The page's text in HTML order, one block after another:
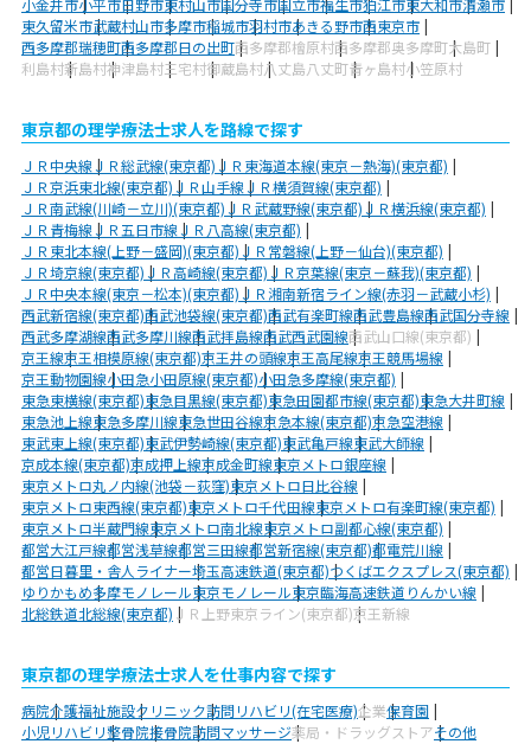
東久留米市武蔵村山市多摩市稲城市羽村市あきる野市西東京市
西多摩郡瑞穂町西多摩郡日の出町西多摩郡檜原村西多摩郡奥多摩町大島町
利島村新島村神津島村三宅村御蔵島村八丈島八丈町青ヶ島村小笠原村
東京都の理学療法士求人を路線で探す
ＪＲ中央線ＪＲ総武線(東京都)ＪＲ東海道本線(東京－熱海)(東京都)
ＪＲ京浜東北線(東京都)ＪＲ山手線ＪＲ横須賀線(東京都)
ＪＲ南武線(川崎－立川)(東京都)ＪＲ武蔵野線(東京都)ＪＲ横浜線(東京都)
ＪＲ青梅線ＪＲ五日市線ＪＲ八高線(東京都)
ＪＲ東北本線(上野－盛岡)(東京都)ＪＲ常磐線(上野－仙台)(東京都)
ＪＲ埼京線(東京都)ＪＲ高崎線(東京都)ＪＲ京葉線(東京－蘇我)(東京都)
ＪＲ中央本線(東京－松本)(東京都)ＪＲ湘南新宿ライン線(赤羽－武蔵小杉)
西武新宿線(東京都)西武池袋線(東京都)西武有楽町線西武豊島線西武国分寺線
西武多摩湖線西武多摩川線西武拝島線西武西武園線西武山口線(東京都)
京王線京王相模原線(東京都)京王井の頭線京王高尾線京王競馬場線
京王動物園線小田急小田原線(東京都)小田急多摩線(東京都)
東急東横線(東京都)東急目黒線(東京都)東急田園都市線(東京都)東急大井町線
東急池上線東急多摩川線東急世田谷線京急本線(東京都)京急空港線
東武東上線(東京都)東武伊勢崎線(東京都)東武亀戸線東武大師線
京成本線(東京都)京成押上線京成金町線東京メトロ銀座線
東京メトロ丸ノ内線(池袋－荻窪)東京メトロ日比谷線
東京メトロ東西線(東京都)東京メトロ千代田線東京メトロ有楽町線(東京都)
東京メトロ半蔵門線東京メトロ南北線東京メトロ副都心線(東京都)
都営大江戸線都営浅草線都営三田線都営新宿線(東京都)都電荒川線
都営日暮里・舎人ライナー埼玉高速鉄道(東京都)つくばエクスプレス(東京都)
ゆりかもめ多摩モノレール東京モノレール東京臨海高速鉄道りんかい線
北総鉄道北総線(東京都) ＪＲ上野東京ライン(東京都)京王新線
東京都の理学療法士求人を仕事内容で探す
病院介護福祉施設クリニック訪問リハビリ(在宅医療)企業保育園
小児リハビリ整骨院接骨院訪問マッサージ薬局・ドラッグストアその他